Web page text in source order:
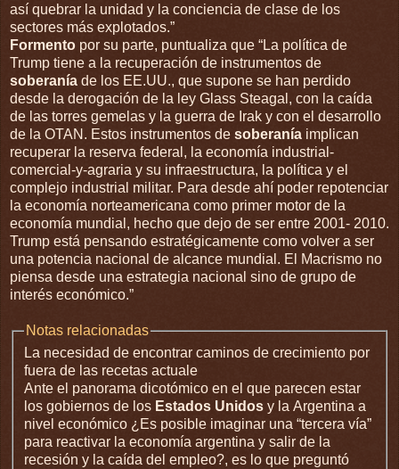
así quebrar la unidad y la conciencia de clase de los
sectores más explotados.”
Formento por su parte, puntualiza que “La política de
Trump tiene a la recuperación de instrumentos de
soberanía de los EE.UU., que supone se han perdido
desde la derogación de la ley Glass Steagal, con la caída
de las torres gemelas y la guerra de Irak y con el desarrollo
de la OTAN. Estos instrumentos de soberanía implican
recuperar la reserva federal, la economía industrial-
comercial-y-agraria y su infraestructura, la política y el
complejo industrial militar. Para desde ahí poder repotenciar
la economía norteamericana como primer motor de la
economía mundial, hecho que dejo de ser entre 2001- 2010.
Trump está pensando estratégicamente como volver a ser
una potencia nacional de alcance mundial. El Macrismo no
piensa desde una estrategia nacional sino de grupo de
interés económico.”
Notas relacionadas
La necesidad de encontrar caminos de crecimiento por
fuera de las recetas actuale
Ante el panorama dicotómico en el que parecen estar
los gobiernos de los Estados Unidosy la Argentina a
nivel económico ¿Es posible imaginar una “tercera vía”
para reactivar la economía argentina y salir de la
recesión y la caída del empleo?, es lo que preguntó